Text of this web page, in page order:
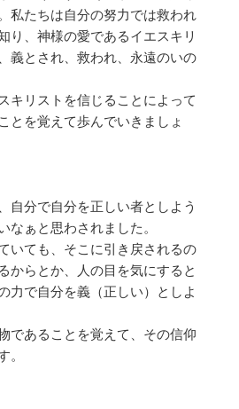
私たちは自分の努力では救われ
り、神様の愛であるイエスキリ
義とされ、救われ、永遠のいの
キリストを信じることによって
とを覚えて歩んでいきましょ
自分で自分を正しい者としよう
なぁと思わされました。
いても、そこに引き戻されるの
からとか、人の目を気にすると
力で自分を義（正しい）としよ
であることを覚えて、その信仰